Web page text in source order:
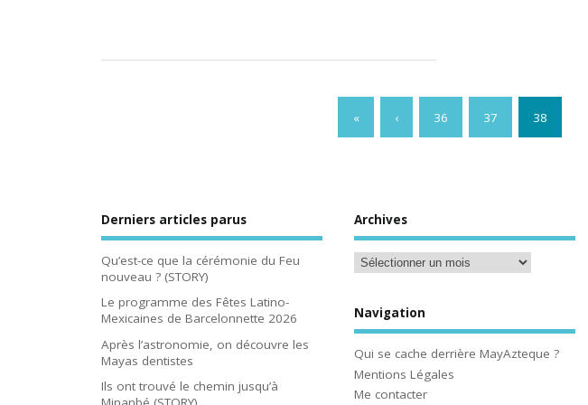
« ‹ 36 37 38
Derniers articles parus
Qu’est-ce que la cérémonie du Feu
nouveau ? (STORY)
Le programme des Fêtes Latino-
Mexicaines de Barcelonnette 2026
Après l’astronomie, on découvre les
Mayas dentistes
Ils ont trouvé le chemin jusqu’à
Archives
Navigation
Qui se cache derrière MayAzteque ?
Mentions Légales
Me contacter